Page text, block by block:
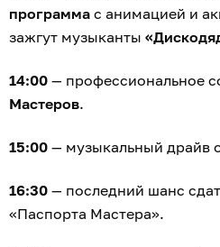
программа с анимацией и
зажгут музыканты
14:00 — профессиональное
Мастеров.
15:00 — музыкальный драйв
16:30 — последний шанс
«Паспорта Мастера».